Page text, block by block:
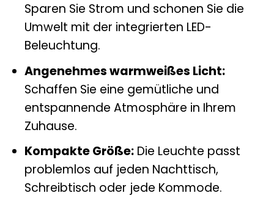
Sparen Sie Strom und schonen Sie die
Umwelt mit der integrierten LED-
Beleuchtung.
Angenehmes warmweißes Licht:
Schaffen Sie eine gemütliche und
entspannende Atmosphäre in Ihrem
Zuhause.
Kompakte Größe:Die Leuchte passt
problemlos auf jeden Nachttisch,
Schreibtisch oder jede Kommode.